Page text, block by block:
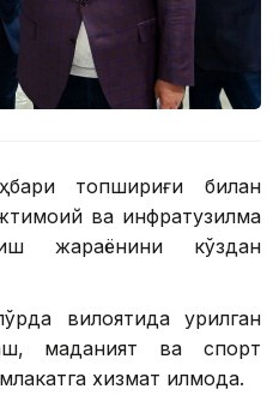
топшириғи билан
ва инфратузилма
жараёнини кўздан
вилоятида қурилган
маданият ва спорт
хизмат қилмоқда.